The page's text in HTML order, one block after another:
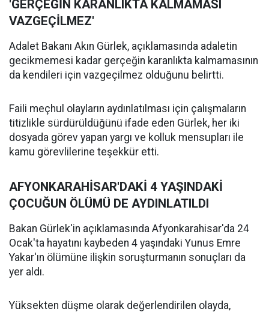
'GERÇEĞİN KARANLIKTA KALMAMASI
VAZGEÇİLMEZ'
Adalet Bakanı Akın Gürlek, açıklamasında adaletin
gecikmemesi kadar gerçeğin karanlıkta kalmamasının
da kendileri için vazgeçilmez olduğunu belirtti.
Faili meçhul olayların aydınlatılması için çalışmaların
titizlikle sürdürüldüğünü ifade eden Gürlek, her iki
dosyada görev yapan yargı ve kolluk mensupları ile
kamu görevlilerine teşekkür etti.
AFYONKARAHİSAR'DAKİ 4 YAŞINDAKİ
ÇOCUĞUN ÖLÜMÜ DE AYDINLATILDI
Bakan Gürlek'in açıklamasında Afyonkarahisar'da 24
Ocak'ta hayatını kaybeden 4 yaşındaki Yunus Emre
Yakar'ın ölümüne ilişkin soruşturmanın sonuçları da
yer aldı.
Yüksekten düşme olarak değerlendirilen olayda,